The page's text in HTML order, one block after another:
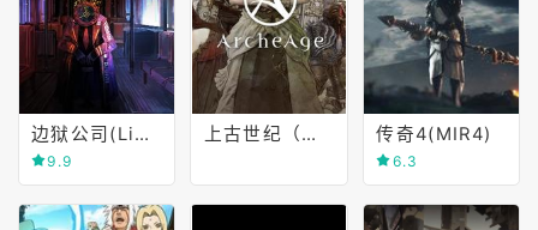
边狱公司(Limbus Company)
9.9
上古世纪（俄服） 传奇4(MIR4)
6.3